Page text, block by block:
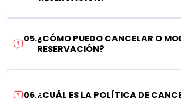
05.¿CÓMO PUEDO CANCELAR O
RESERVACIÓN?
06.¿CUÁL ES LA POLÍTICA DE